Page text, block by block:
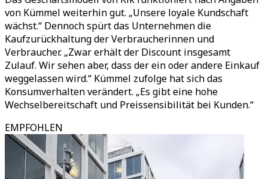
von Kümmel weiterhin gut. „Unsere loyale Kundschaft
wächst.“ Dennoch spürt das Unternehmen die
Kaufzurückhaltung der Verbraucherinnen und
Verbraucher. „Zwar erhält der Discount insgesamt
Zulauf. Wir sehen aber, dass der ein oder andere Einkauf
weggelassen wird.“ Kümmel zufolge hat sich das
Konsumverhalten verändert. „Es gibt eine hohe
Wechselbereitschaft und Preissensibilität bei Kunden.“
EMPFOHLEN